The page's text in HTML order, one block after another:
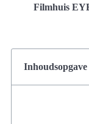
Filmhuis
Inhoudsopgave